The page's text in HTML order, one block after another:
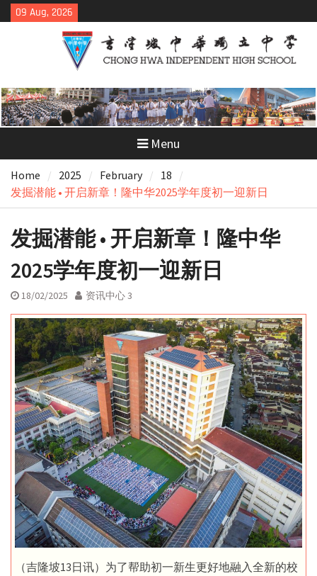
Skip
to
09 Aug, 2026
Menu
Home 2025 February
18
发掘潜能 • 开启新章！隆中华2025学年度初一迎新日
发掘潜能 • 开启新章！隆中华
2025学年度初一迎新日
18/02/2025 资讯中心 3
（吉隆坡13日讯）为了帮助初一新生更好地融入全新的校